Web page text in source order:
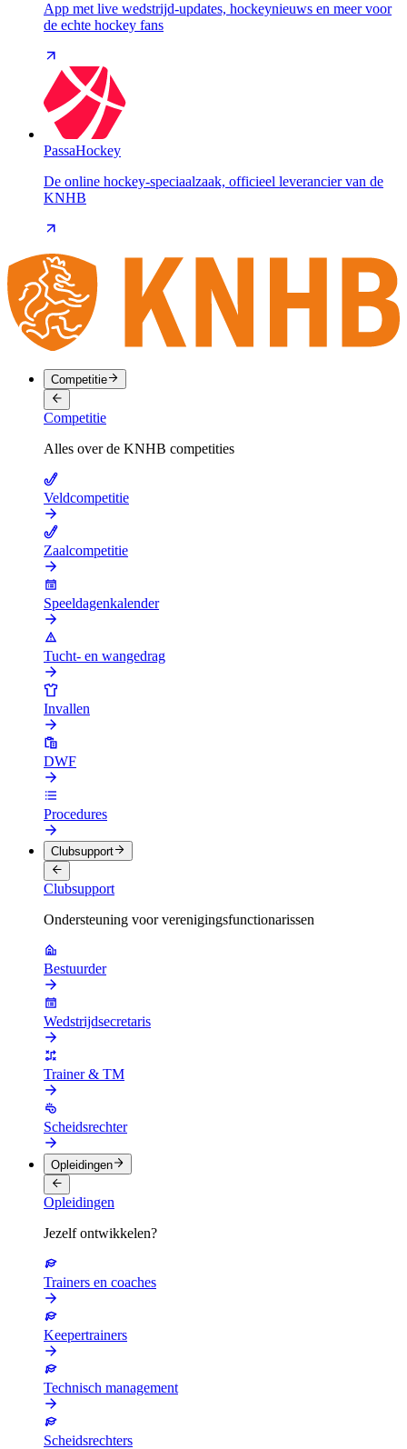
App met live wedstrijd-updates, hockeynieuws en meer voor
de echte hockey fans
PassaHockey
De online hockey-speciaalzaak, officieel leverancier van de
KNHB
Competitie
Competitie
Alles over de KNHB competities
Veldcompetitie
Zaalcompetitie
Speeldagenkalender
Tucht- en wangedrag
Invallen
DWF
Procedures
Clubsupport
Clubsupport
Ondersteuning voor verenigingsfunctionarissen
Bestuurder
Wedstrijdsecretaris
Trainer & TM
Scheidsrechter
Opleidingen
Opleidingen
Jezelf ontwikkelen?
Trainers en coaches
Keepertrainers
Technisch management
Scheidsrechters